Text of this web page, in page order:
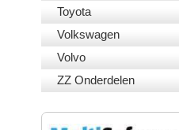
Toyota
Volkswagen
Volvo
ZZ Onderdelen